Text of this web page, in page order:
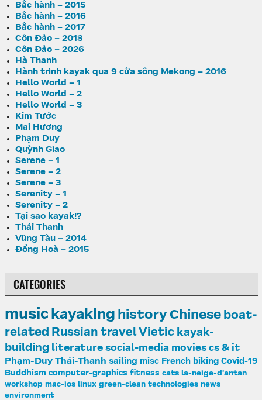
Bắc hành – 2015
Bắc hành – 2016
Bắc hành – 2017
Côn Đảo – 2013
Côn Đảo – 2026
Hà Thanh
Hành trình kayak qua 9 cửa sông Mekong – 2016
Hello World – 1
Hello World – 2
Hello World – 3
Kim Tước
Mai Hương
Phạm Duy
Quỳnh Giao
Serene – 1
Serene – 2
Serene – 3
Serenity – 1
Serenity – 2
Tại sao kayak!?
Thái Thanh
Vũng Tàu – 2014
Đồng Hoà – 2015
CATEGORIES
music kayaking historyChinese boat-
related Russian travel Vietic kayak-
building literature social-media movies cs & it
Phạm-Duy Thái-Thanh sailing misc French biking Covid-19
Buddhism computer-graphics fitness cats la-neige-d'antan
workshop mac-ios linux green-clean technologies news
environment